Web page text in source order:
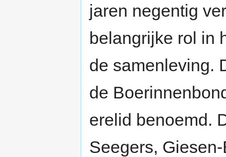
jaren negentig
belangrijke rol in
de samenleving.
de
erelid benoemd.
Seegers,